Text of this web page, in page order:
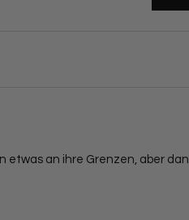
etwas an ihre Grenzen, aber